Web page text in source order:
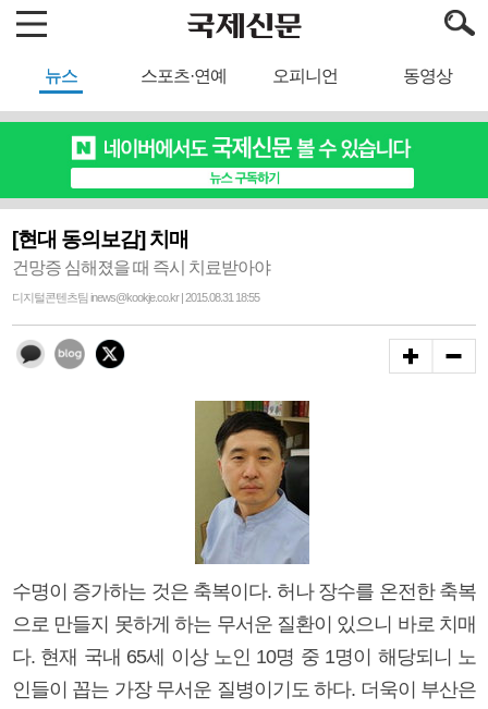
뉴스 스포츠·연예 오피니언 동영상
[현대 동의보감] 치매
건망증 심해졌을 때 즉시 치료받아야
디지털콘텐츠팀 inews@kookje.co.kr | 2015.08.31 18:55
수명이 증가하는 것은 축복이다. 허나 장수를 온전한 축복
으로 만들지 못하게 하는 무서운 질환이 있으니 바로 치매
다. 현재 국내 65세 이상 노인 10명 중 1명이 해당되니 노
인들이 꼽는 가장 무서운 질병이기도 하다. 더욱이 부산은